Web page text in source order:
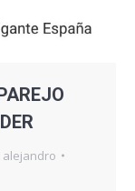
alejandro